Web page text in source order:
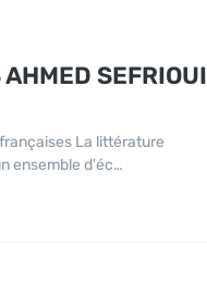
SEFRIOUI
La littérature
ensemble d'éc…